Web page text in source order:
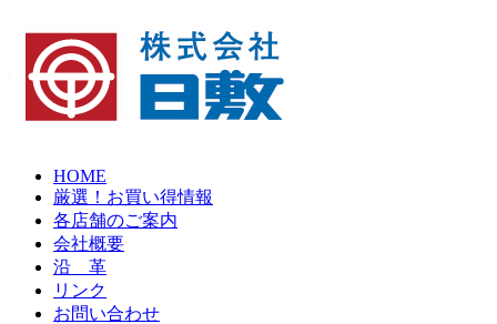
HOME
厳選！お買い得情報
各店舗のご案内
会社概要
沿 革
リンク
お問い合わせ